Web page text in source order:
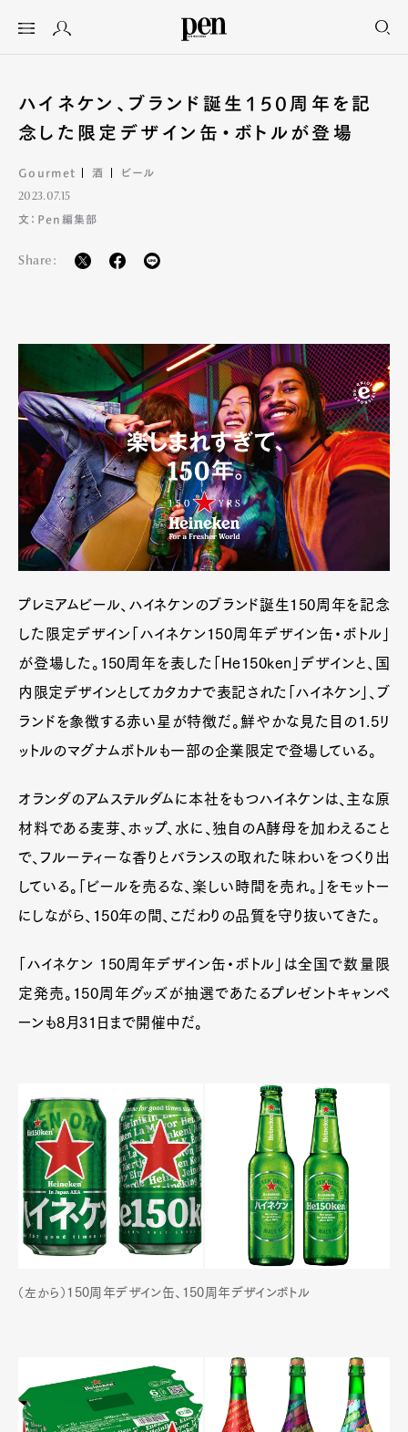
ハイネケン、ブランド誕生150周年を記
念した限定デザイン缶・ボトルが登場
Gourmet 酒 ビール
2023.07.15
文：Pen編集部
Share:
プレミアムビール、ハイネケンのブランド誕生150周年を記念
した限定デザイン「ハイネケン150周年デザイン缶・ボトル」
が登場した。150周年を表した「He150ken」デザインと、国
内限定デザインとしてカタカナで表記された「ハイネケン」、ブ
ランドを象徴する赤い星が特徴だ。鮮やかな見た目の1.5リ
ットルのマグナムボトルも一部の企業限定で登場している。
オランダのアムステルダムに本社をもつハイネケンは、主な原
材料である麦芽、ホップ、水に、独自のA酵母を加わえること
で、フルーティーな香りとバランスの取れた味わいをつくり出
している。「ビールを売るな、楽しい時間を売れ。」をモットー
にしながら、150年の間、こだわりの品質を守り抜いてきた。
「ハイネケン 150周年デザイン缶・ボトル」は全国で数量限
定発売。150周年グッズが抽選であたるプレゼントキャンペ
ーンも8月31日まで開催中だ。
（左から） 150周年デザイン缶、 150周年デザインボトル